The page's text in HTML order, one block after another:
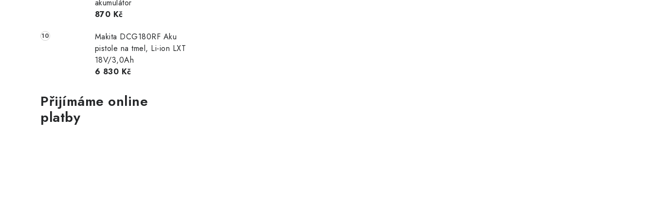
akumulátor
870 Kč
Makita DCG180RF Aku
pistole na tmel, Li-ion LXT
18V/3,0Ah
6 830 Kč
Přijímáme online
platby